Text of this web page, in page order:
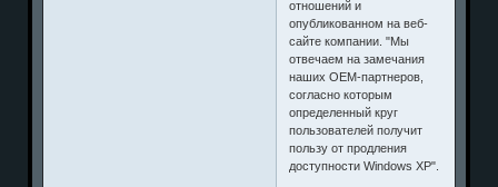
отношений и
опубликованном на веб-
сайте компании. "Мы
отвечаем на замечания
наших OEM-партнеров,
согласно которым
определенный круг
пользователей получит
пользу от продления
доступности Windows XP".